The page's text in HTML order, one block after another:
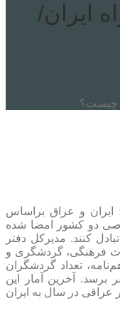
ایران/
ایران و عراق براساس
دو کشور امضا شده
کنند. مدیرکل دفتر
فرهنگی، گردشگری و
تعداد گردشگران
برسد. آخرین آمار این
عراقی در سال به ایران